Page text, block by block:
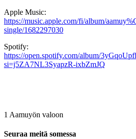
Apple Music:
https://music.apple.com/fi/album/
single/1682297030
Spotify:
https://open.spotify.com/album/
si=j5ZA7NL3SyapzR-ixbZmJQ
1 Aamuyön valoon
Seuraa meitä somessa